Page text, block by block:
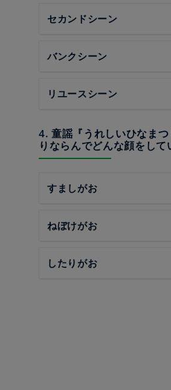
セカンドシーン
バンクシーン
リユースシーン
4. 童謡『うれしいひなま
りならんでどんな顔をして
すましがお
ねぼけがお
したりがお